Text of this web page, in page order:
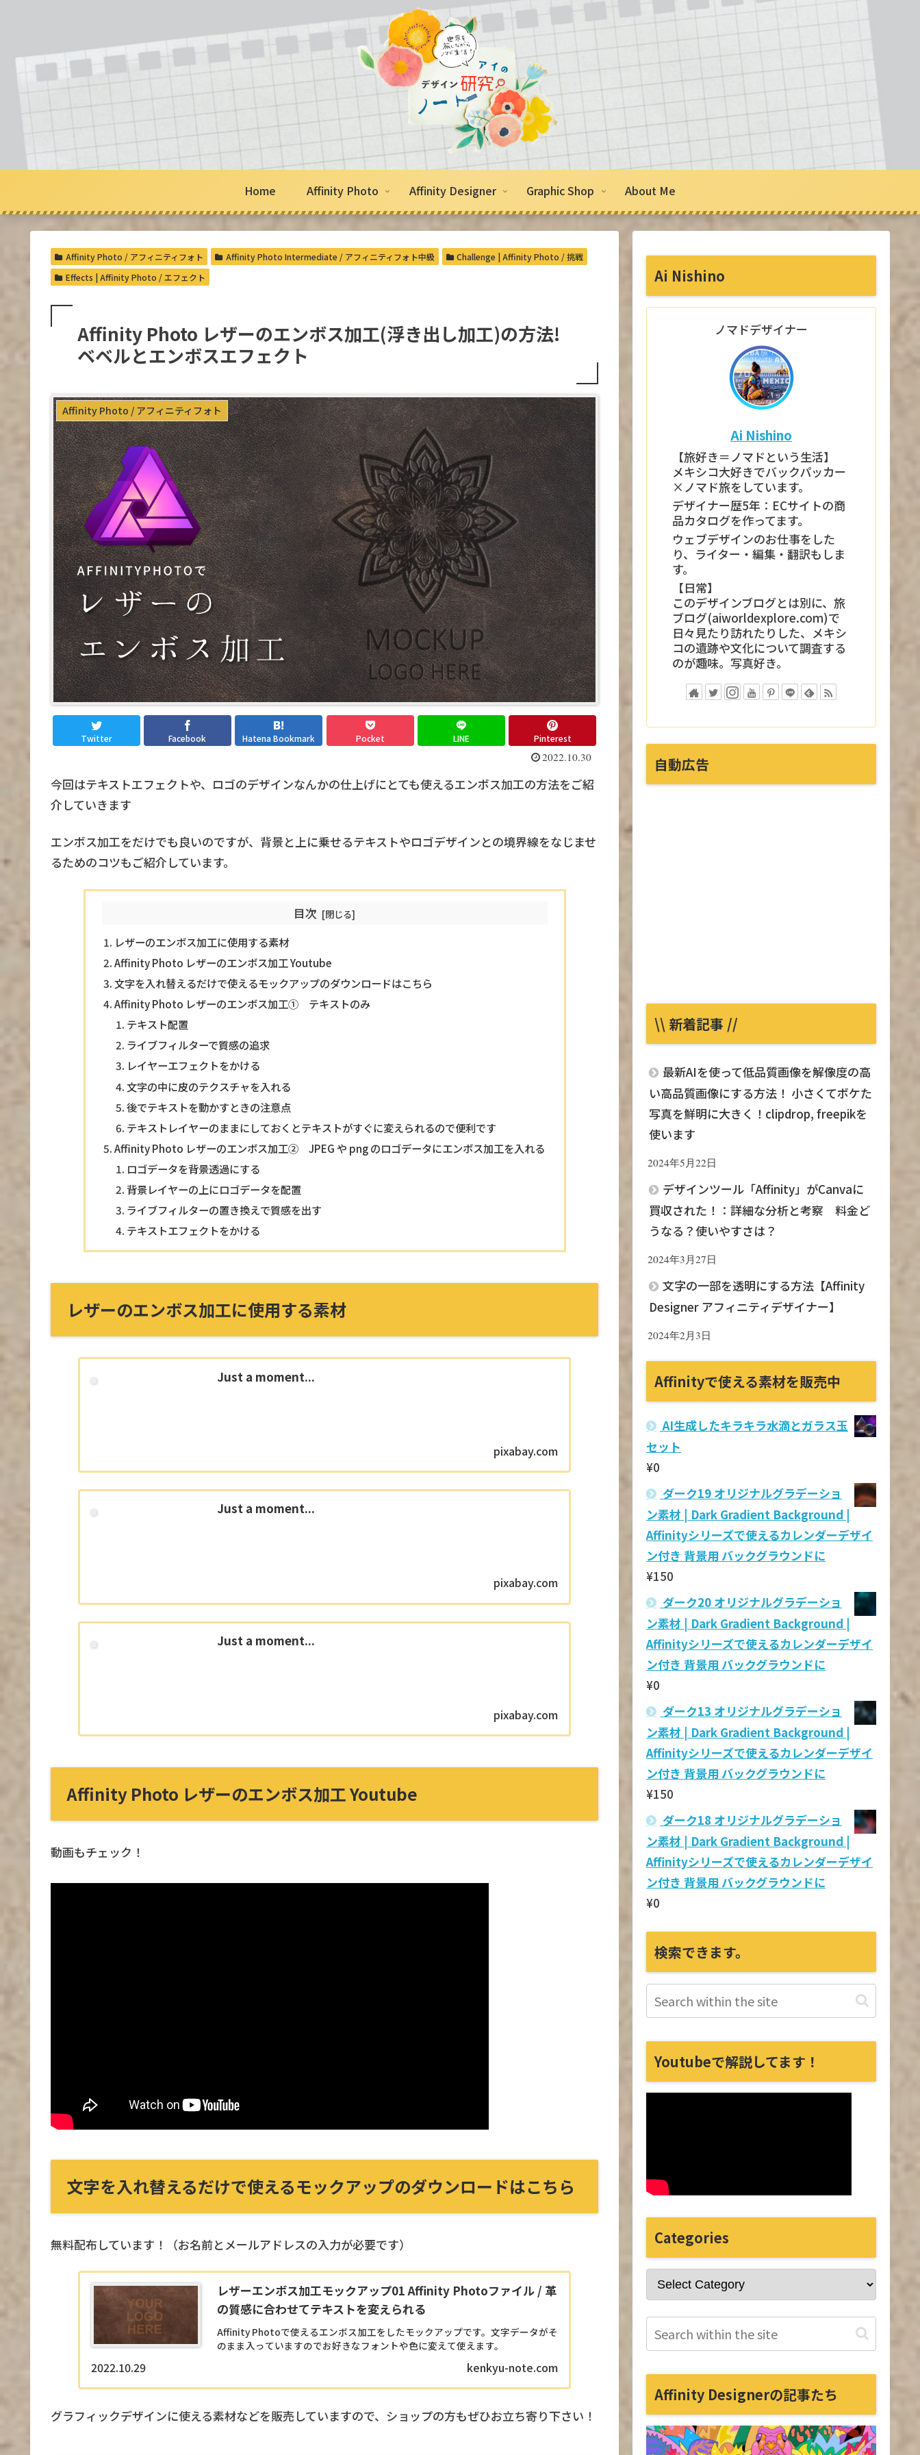
Home Affinity Photo Affinity Designer Graphic Shop About Me
Affinity Photo / アフィニティフォト Affinity Photo Intermediate / アフィニティフォト中級
Challenge | Affinity Photo / 挑戦
Effects | Affinity Photo / エフェクト
Affinity Photo レザーのエンボス加工(浮き出し加工)の方法!
ベベルとエンボスエフェクト
Affinity Photo / アフィニティフォト
Twitter Facebook Hatena Bookmark Pocket LINE Pinterest
2022.10.30
今回はテキストエフェクトや、ロゴのデザインなんかの仕上げにとても使えるエンボス加工の方法をご紹
介していきます
エンボス加工をだけでも良いのですが、背景と上に乗せるテキストやロゴデザインとの境界線をなじませ
るためのコツもご紹介しています。
目次
レザーのエンボス加工に使用する素材
Affinity Photo レザーのエンボス加工 Youtube
文字を入れ替えるだけで使えるモックアップのダウンロードはこちら
Affinity Photo レザーのエンボス加工① テキストのみ
テキスト配置
ライブフィルターで質感の追求
レイヤーエフェクトをかける
文字の中に皮のテクスチャを入れる
後でテキストを動かすときの注意点
テキストレイヤーのままにしておくとテキストがすぐに変えられるので便利です
Affinity Photo レザーのエンボス加工② JPEG や png のロゴデータにエンボス加工を入れる
ロゴデータを背景透過にする
背景レイヤーの上にロゴデータを配置
ライブフィルターの置き換えで質感を出す
テキストエフェクトをかける
レザーのエンボス加工に使用する素材
Just a moment...
pixabay.com
Just a moment...
pixabay.com
Just a moment...
pixabay.com
Affinity Photo レザーのエンボス加工 Youtube
動画もチェック！
文字を入れ替えるだけで使えるモックアップのダウンロードはこちら
無料配布しています！（お名前とメールアドレスの入力が必要です）
レザーエンボス加工モックアップ01 Affinity Photoファイル / 革
の質感に合わせてテキストを変えられる
Affinity Photoで使えるエンボス加工をしたモックアップです。文字データがそ
のまま入っていますのでお好きなフォントや色に変えて使えます。
kenkyu-note.com
2022.10.29
グラフィックデザインに使える素材などを販売していますので、ショップの方もぜひお立ち寄り下さい！
Ai Nishino
ノマドデザイナー
Ai Nishino
【旅好き＝ノマドという生活】
メキシコ大好きでバックパッカー
×ノマド旅をしています。
デザイナー歴5年：ECサイトの商
品カタログを作ってます。
ウェブデザインのお仕事をした
り、ライター・編集・翻訳もしま
す。
【日常】
このデザインブログとは別に、旅
ブログ(aiworldexplore.com)で
日々見たり訪れたりした、メキシ
コの遺跡や文化について調査する
のが趣味。写真好き。
自動広告
\\ 新着記事 //
最新AIを使って低品質画像を解像度の高
い高品質画像にする方法！ 小さくてボケた
写真を鮮明に大きく！clipdrop, freepikを
使います
2024年5月22日
デザインツール「Affinity」がCanvaに
買収された！：詳細な分析と考察 料金ど
うなる？使いやすさは？
2024年3月27日
文字の一部を透明にする方法【Affinity
Designer アフィニティデザイナー】
2024年2月3日
Affinityで使える素材を販売中
AI生成したキラキラ水滴とガラス玉
セット
¥0
ダーク19 オリジナルグラデーショ
ン素材 | Dark Gradient Background |
Affinityシリーズで使えるカレンダーデザイ
ン付き 背景用 バックグラウンドに
¥150
ダーク20 オリジナルグラデーショ
ン素材 | Dark Gradient Background |
Affinityシリーズで使えるカレンダーデザイ
ン付き 背景用 バックグラウンドに
¥0
ダーク13 オリジナルグラデーショ
ン素材 | Dark Gradient Background |
Affinityシリーズで使えるカレンダーデザイ
ン付き 背景用 バックグラウンドに
¥150
ダーク18 オリジナルグラデーショ
ン素材 | Dark Gradient Background |
Affinityシリーズで使えるカレンダーデザイ
ン付き 背景用 バックグラウンドに
¥0
検索できます。
Youtubeで解説してます！
Categories
Affinity Designerの記事たち